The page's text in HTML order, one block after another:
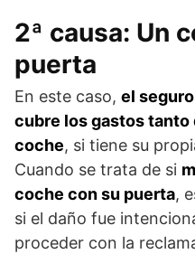
2ª causa: Un
puerta
En este caso, el
cubre los gastos tanto
coche, si tiene su
Cuando se trata de si
coche con su puerta,
si el daño fue
proceder con la